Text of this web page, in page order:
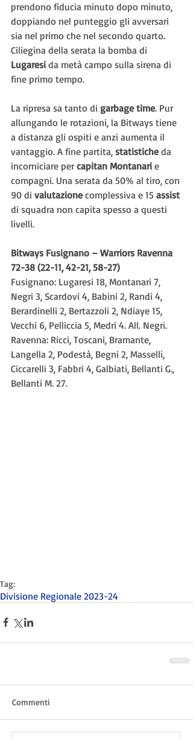
prendono fiducia minuto dopo minuto,
doppiando nel punteggio gli avversari
sia nel primo che nel secondo quarto.
Ciliegina della serata la bomba di
Lugaresi da metà campo sulla sirena di
fine primo tempo.
La ripresa sa tanto di garbage time. Pur
allungando le rotazioni, la Bitways tiene
a distanza gli ospiti e anzi aumenta il
vantaggio. A fine partita, statistiche da
incorniciare per capitan Montanari e
compagni. Una serata da 50% al tiro, con
90 di valutazione complessiva e 15 assist
di squadra non capita spesso a questi
livelli.
Bitways Fusignano – Warriors Ravenna
72-38 (22-11, 42-21, 58-27)
Fusignano: Lugaresi 18, Montanari 7,
Negri 3, Scardovi 4, Babini 2, Randi 4,
Berardinelli 2, Bertazzoli 2, Ndiaye 15,
Vecchi 6, Pelliccia 5, Medri 4. All. Negri.
Ravenna: Ricci, Toscani, Bramante,
Langella 2, Podestà, Begni 2, Masselli,
Ciccarelli 3, Fabbri 4, Galbiati, Bellanti G.,
Bellanti M. 27.
Tag:
Divisione Regionale 2023-24
Commenti